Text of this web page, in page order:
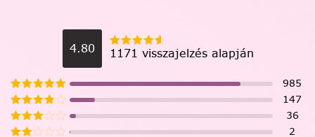
4.80 1171 visszajelzés alapján
985
147
36
2